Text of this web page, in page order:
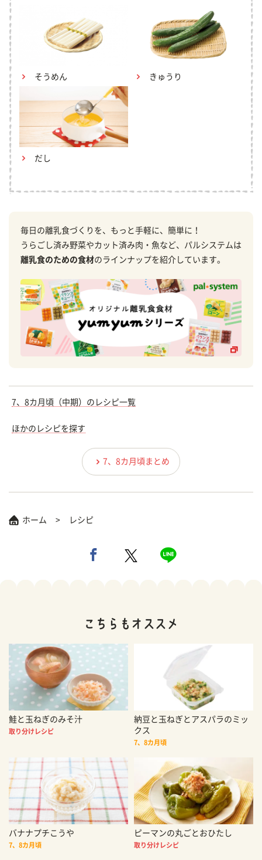
そうめん きゅうり
だし
毎日の離乳食づくりを、もっと手軽に、簡単に！
うらごし済み野菜やカット済み肉・魚など、パルシステムは
離乳食のための食材のラインナップを紹介しています。
7、8カ月頃（中期）のレシピ一覧
ほかのレシピを探す
7、8カ月頃まとめ
ホーム レシピ
鮭と玉ねぎのみそ汁
取り分けレシピ
納豆と玉ねぎとアスパラのミッ
クス
7、8カ月頃
バナナプチこうや
7、8カ月頃
ピーマンの丸ごとおひたし
取り分けレシピ